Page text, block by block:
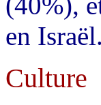
en Israël.
Culture